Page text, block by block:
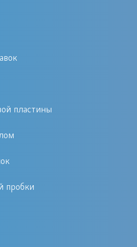
состоит из:
эпителия;
добавляется
специальных
достаточно
профессиональное
в начале
пластины
пробки